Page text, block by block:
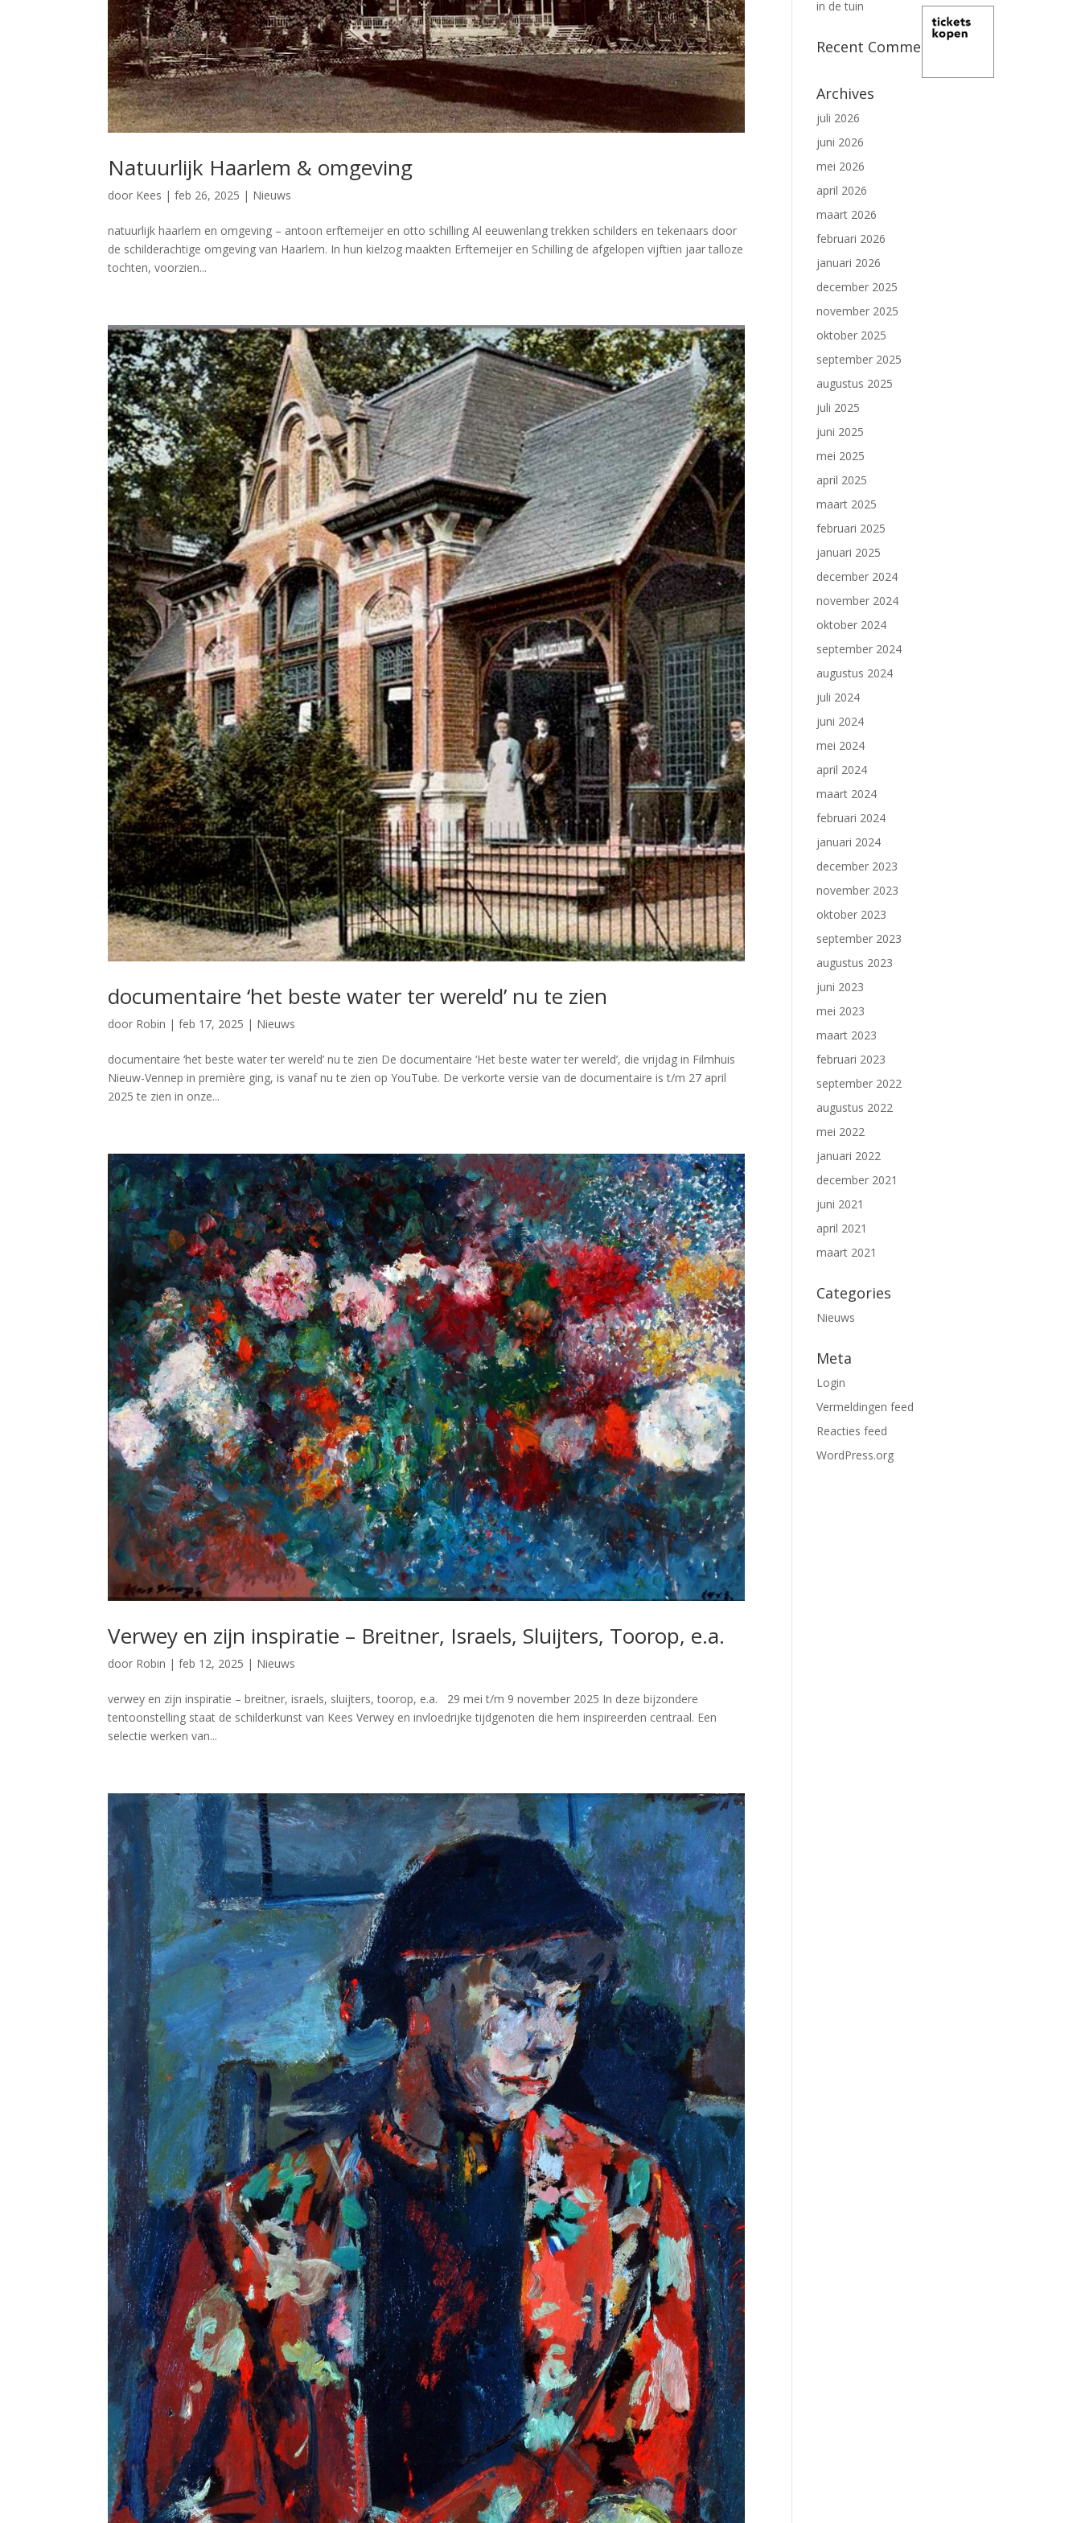
Natuurlijk Haarlem & omgeving
door Kees |feb 26, 2025 | Nieuws
natuurlijk haarlem en omgeving – antoon erftemeijer en otto schilling Al eeuwenlang trekken schilders en tekenaars door
de schilderachtige omgeving van Haarlem. In hun kielzog maakten Erftemeijer en Schilling de afgelopen vijftien jaar talloze
tochten, voorzien...
documentaire ‘het beste water ter wereld’ nu te zien
door Robin |feb 17, 2025 | Nieuws
documentaire ‘het beste water ter wereld’ nu te zien De documentaire ‘Het beste water ter wereld’, die vrijdag in Filmhuis
Nieuw-Vennep in première ging, is vanaf nu te zien op YouTube. De verkorte versie van de documentaire is t/m 27 april
2025 te zien in onze...
Verwey en zijn inspiratie – Breitner, Israels, Sluijters, Toorop, e.a.
door Robin |feb 12, 2025 | Nieuws
verwey en zijn inspiratie – breitner, israels, sluijters, toorop, e.a. 29 mei t/m 9 november 2025 In deze bijzondere
tentoonstelling staat de schilderkunst van Kees Verwey en invloedrijke tijdgenoten die hem inspireerden centraal. Een
selectie werken van...
in de tuin
Recent Comments
Archives
juli 2026
juni 2026
mei 2026
april 2026
maart 2026
februari 2026
januari 2026
december 2025
november 2025
oktober 2025
september 2025
augustus 2025
juli 2025
juni 2025
mei 2025
april 2025
maart 2025
februari 2025
januari 2025
december 2024
november 2024
oktober 2024
september 2024
augustus 2024
juli 2024
juni 2024
mei 2024
april 2024
maart 2024
februari 2024
januari 2024
december 2023
november 2023
oktober 2023
september 2023
augustus 2023
juni 2023
mei 2023
maart 2023
februari 2023
september 2022
augustus 2022
mei 2022
januari 2022
december 2021
juni 2021
april 2021
maart 2021
Categories
Nieuws
Meta
Login
Vermeldingen feed
Reacties feed
WordPress.org